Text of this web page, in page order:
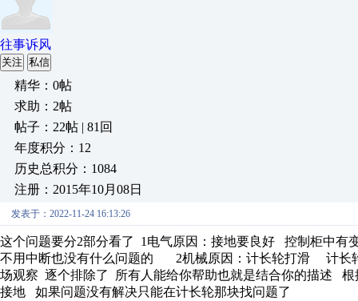
往事诉风
关注 私信
精华：0帖
求助：2帖
帖子：22帖 | 81回
年度积分：12
历史总积分：1084
注册：2015年10月08日
发表于：2022-11-24 16:13:26
这个问题要分2部分看了 1电气原因：接地要良好 控制柜中
不用中断也没有什么问题的 2机械原因：计长轮打滑 计
场观察 逐个排除了 所有人能给你帮助也就是结合你的描述
接地 如果问题没有解决只能在计长轮那块找问题了